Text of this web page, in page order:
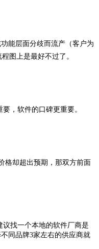
能层面分歧而流产（客户为
图上是最好不过了。
，软件的口碑更重要。
格却超出预期，那双方前面
找一个本地的软件厂商是
同品牌3家左右的供应商就